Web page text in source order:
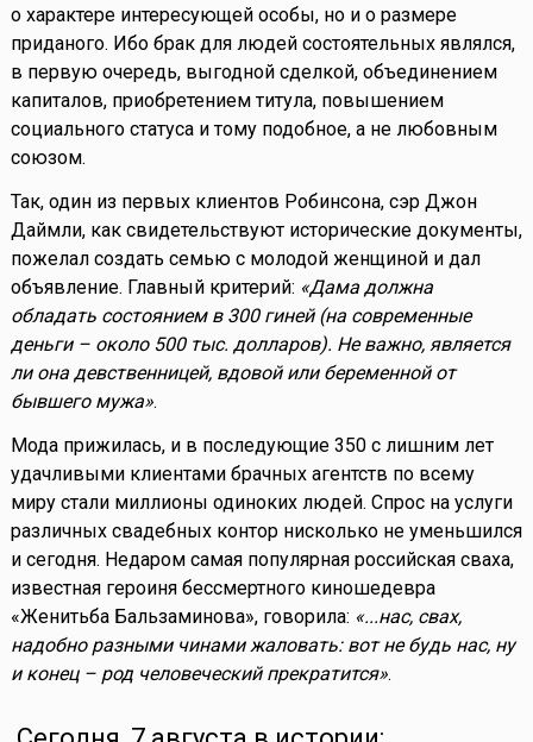
о характере интересующей особы, но и о размере
приданого. Ибо брак для людей состоятельных являлся,
в первую очередь, выгодной сделкой, объединением
капиталов, приобретением титула, повышением
социального статуса и тому подобное, а не любовным
союзом.
Так, один из первых клиентов Робинсона, сэр Джон
Даймли, как свидетельствуют исторические документы,
пожелал создать семью с молодой женщиной и дал
объявление. Главный критерий: «Дама должна
обладать состоянием в 300 гиней (на современные
деньги – около 500 тыс. долларов). Не важно, является
ли она девственницей, вдовой или беременной от
бывшего мужа».
Мода прижилась, и в последующие 350 с лишним лет
удачливыми клиентами брачных агентств по всему
миру стали миллионы одиноких людей. Спрос на услуги
различных свадебных контор нисколько не уменьшился
и сегодня. Недаром самая популярная российская сваха,
известная героиня бессмертного киношедевра
«Женитьба Бальзаминова», говорила: «...нас, свах,
надобно разными чинами жаловать: вот не будь нас, ну
и конец – род человеческий прекратится».